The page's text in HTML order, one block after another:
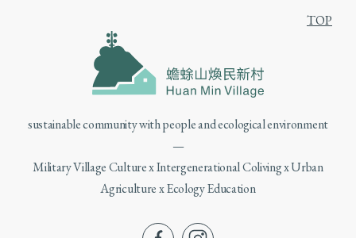
TOP
sustainable community with people and ecological environment
—
Military Village Culture x Intergenerational Coliving x Urban
Agriculture x Ecology Education
fb ig